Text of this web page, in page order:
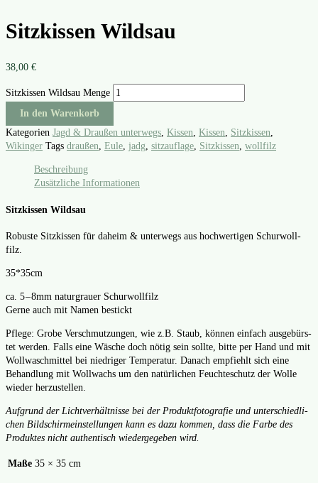
Sitzkissen Wildsau
38,00 €
Sitzkissen Wildsau Menge
In den Warenkorb
Kategorien Jagd & Draußen unterwegs, Kissen, Kissen, Sitzkissen,
Wikinger Tags draußen, Eule, jadg, sitzauflage, Sitzkissen, wollfilz
Beschreibung
Zusätzliche Informationen
Sitzkissen Wildsau
Robus­te Sitz­kis­sen für daheim & unter­wegs aus hoch­wer­ti­gen Schur­woll­
filz.
35*35cm
ca. 5 – 8mm natur­grau­er Schur­woll­filz
Ger­ne auch mit Namen bestickt
Pfle­ge: Gro­be Ver­schmut­zun­gen, wie z.B. Staub, kön­nen ein­fach aus­ge­bürs­
tet wer­den. Falls eine Wäsche doch nötig sein soll­te, bit­te per Hand und mit
Woll­wasch­mit­tel bei nied­ri­ger Tem­pe­ra­tur. Danach emp­fiehlt sich eine
Behand­lung mit Woll­wachs um den natür­li­chen Feuch­te­schutz der Wol­le
wie­der her­zu­stel­len.
Auf­grund der Licht­ver­hält­nis­se bei der Pro­dukt­fo­to­gra­fie und unter­schied­li­
chen Bild­schirm­ein­stel­lun­gen kann es dazu kom­men, dass die Far­be des
Pro­duk­tes nicht authen­tisch wie­der­ge­ge­ben wird.
Maße 35 × 35 cm